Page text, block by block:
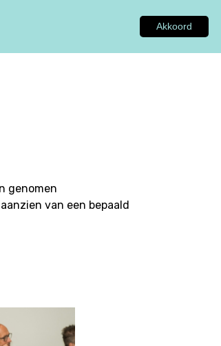
genomen
van een bepaald
Akkoord